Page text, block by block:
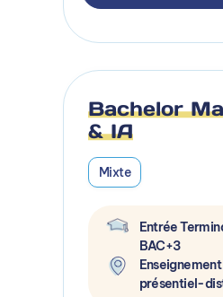
Bachelor
& IA
Mixte
Entrée
BAC+3
présentiel-